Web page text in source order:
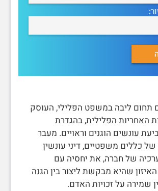
תחום ליבה במשפט הפלילי, העוסק
האחריות הפלילית, בהגדרת
עונשים הוגנים וראויים. מעבר
כללים משפטיים, דיני עונשין
של חברה, את יחסיה עם
האיזון שהיא מבקשת ליצור בין הגנה
שמירה על זכויות האדם.